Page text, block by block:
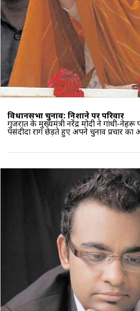
विधानसभा चुनाव: निशाने पर परिवार
गुजरात के मुख्यमंत्री नरेंद्र मोदी ने गांधी-
पसंदीदा राग छेड़ते हुए अपने चुनाव प्रचार का